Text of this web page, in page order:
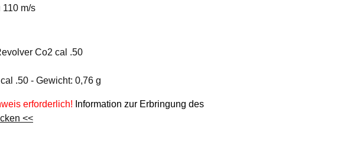
m/s
Co2 cal .50
.50 - Gewicht: 0,76 g
erforderlich! Information zur Erbringung des
<<